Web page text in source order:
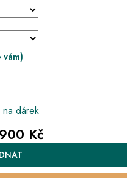
na dárek
Kč